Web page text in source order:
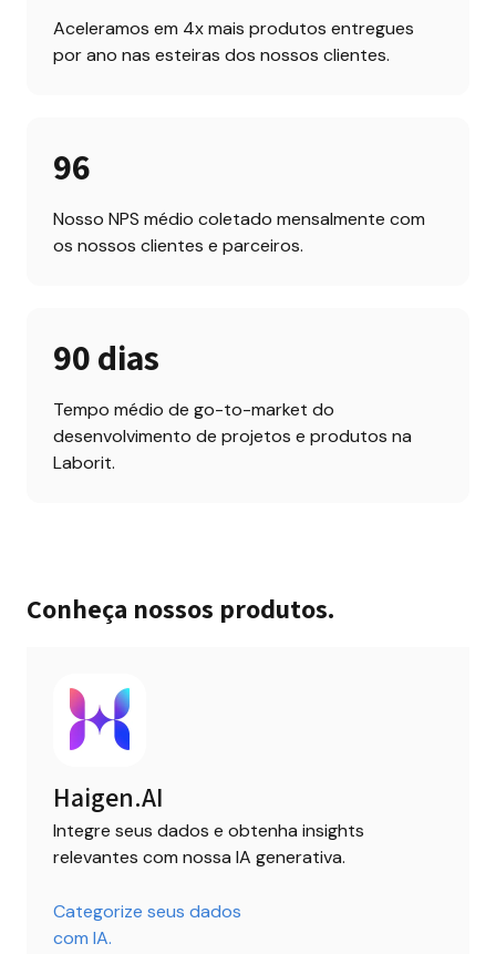
Aceleramos em 4x mais produtos entregues
por ano nas esteiras dos nossos clientes.
96
Nosso NPS médio coletado mensalmente com
os nossos clientes e parceiros.
90 dias
Tempo médio de go-to-market do
desenvolvimento de projetos e produtos na
Laborit.
Conheça nossos produtos.
Haigen.AI
Integre seus dados e obtenha insights
relevantes com nossa IA generativa.
Categorize seus dados
com IA.